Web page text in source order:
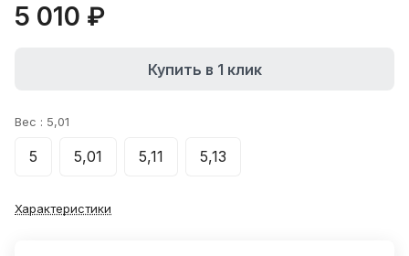
5 010 ₽
Купить в 1 клик
Вес : 5,01
5 5,01 5,11 5,13
Характеристики